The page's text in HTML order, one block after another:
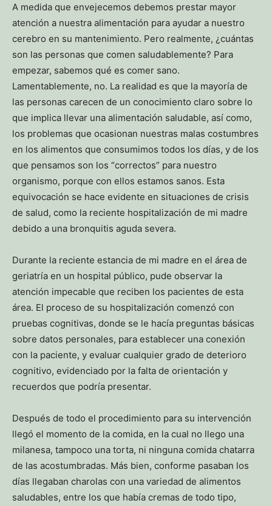
A medida que envejecemos debemos prestar mayor
atención a nuestra alimentación para ayudar a nuestro
cerebro en su mantenimiento. Pero realmente, ¿cuántas
son las personas que comen saludablemente? Para
empezar, sabemos qué es comer sano.
Lamentablemente, no. La realidad es que la mayoría de
las personas carecen de un conocimiento claro sobre lo
que implica llevar una alimentación saludable, así como,
los problemas que ocasionan nuestras malas costumbres
en los alimentos que consumimos todos los días, y de los
que pensamos son los “correctos” para nuestro
organismo, porque con ellos estamos sanos. Esta
equivocación se hace evidente en situaciones de crisis
de salud, como la reciente hospitalización de mi madre
debido a una bronquitis aguda severa.
Durante la reciente estancia de mi madre en el área de
geriatría en un hospital público, pude observar la
atención impecable que reciben los pacientes de esta
área. El proceso de su hospitalización comenzó con
pruebas cognitivas, donde se le hacía preguntas básicas
sobre datos personales, para establecer una conexión
con la paciente, y evaluar cualquier grado de deterioro
cognitivo, evidenciado por la falta de orientación y
recuerdos que podría presentar.
Después de todo el procedimiento para su intervención
llegó el momento de la comida, en la cual no llego una
milanesa, tampoco una torta, ni ninguna comida chatarra
de las acostumbradas. Más bien, conforme pasaban los
días llegaban charolas con una variedad de alimentos
saludables, entre los que había cremas de todo tipo,